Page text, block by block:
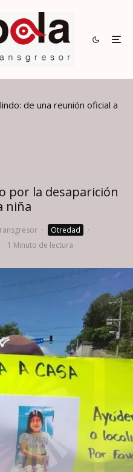
de una reunión oficial a
por la desaparición
niña
· Otredad
·
· 1 Minuto de lectura